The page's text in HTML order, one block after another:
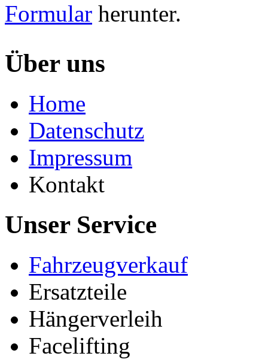
Formular herunter.
Über uns
Home
Datenschutz
Impressum
Kontakt
Unser Service
Fahrzeugverkauf
Ersatzteile
Hängerverleih
Facelifting